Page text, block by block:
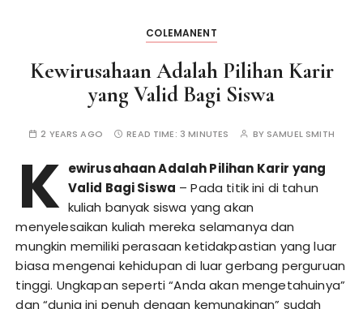
COLEMANENT
Kewirusahaan Adalah Pilihan Karir
yang Valid Bagi Siswa
2 YEARS AGO READ TIME: 3 MINUTES BY SAMUEL SMITH
K ewirusahaan Adalah Pilihan Karir yang
Valid Bagi Siswa – Pada titik ini di tahun
kuliah banyak siswa yang akan
menyelesaikan kuliah mereka selamanya dan
mungkin memiliki perasaan ketidakpastian yang luar
biasa mengenai kehidupan di luar gerbang perguruan
tinggi. Ungkapan seperti “Anda akan mengetahuinya”
dan “dunia ini penuh dengan kemungkinan” sudah